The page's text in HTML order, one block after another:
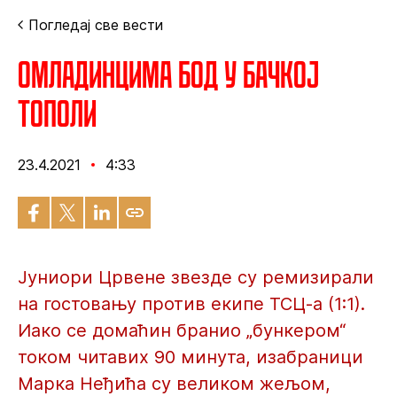
Погледај све вести
Омладинцима бод у Бачкој
Тополи
23.4.2021 4:33
Јуниори Црвене звезде су ремизирали
на гостовању против екипе ТСЦ-а (1:1).
Иако се домаћин бранио „бункером“
током читавих 90 минута, изабраници
Марка Неђића су великом жељом,